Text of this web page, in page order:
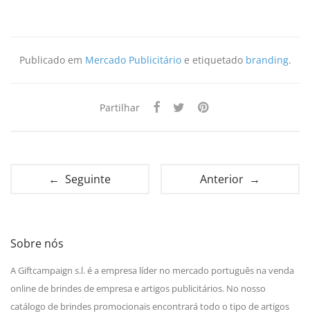
Publicado em Mercado Publicitárioe etiquetado branding.
Partilhar
← Seguinte Anterior →
Sobre nós
A Giftcampaign s.l. é a empresa líder no mercado português na venda
online de brindes de empresa e artigos publicitários. No nosso
catálogo de brindes promocionais encontrará todo o tipo de artigos